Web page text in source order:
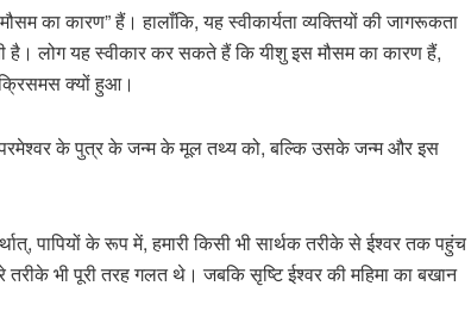
का कारण” हैं। हालाँकि, यह स्वीकार्यता व्यक्तियों की जागरूकता
है। लोग यह स्वीकार कर सकते हैं कि यीशु इस मौसम का कारण हैं,
क्यों हुआ।
के पुत्र के जन्म के मूल तथ्य को, बल्कि उसके जन्म और इस
पापियों के रूप में, हमारी किसी भी सार्थक तरीके से ईश्वर तक पहुंच
भी पूरी तरह गलत थे। जबकि सृष्टि ईश्वर की महिमा का बखान